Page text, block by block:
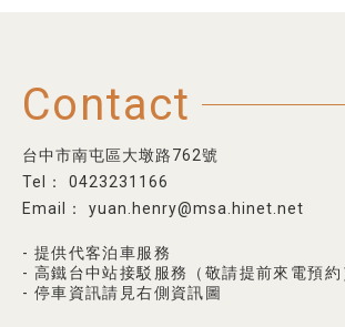
Contact
台中市南屯區大墩路762號
0423231166
yuan.henry@msa.hinet.net
- 提供代客泊車服務
- 高鐵台中站接駁服務（敬請提前來電預約
- 停車資訊請見右側資訊圖